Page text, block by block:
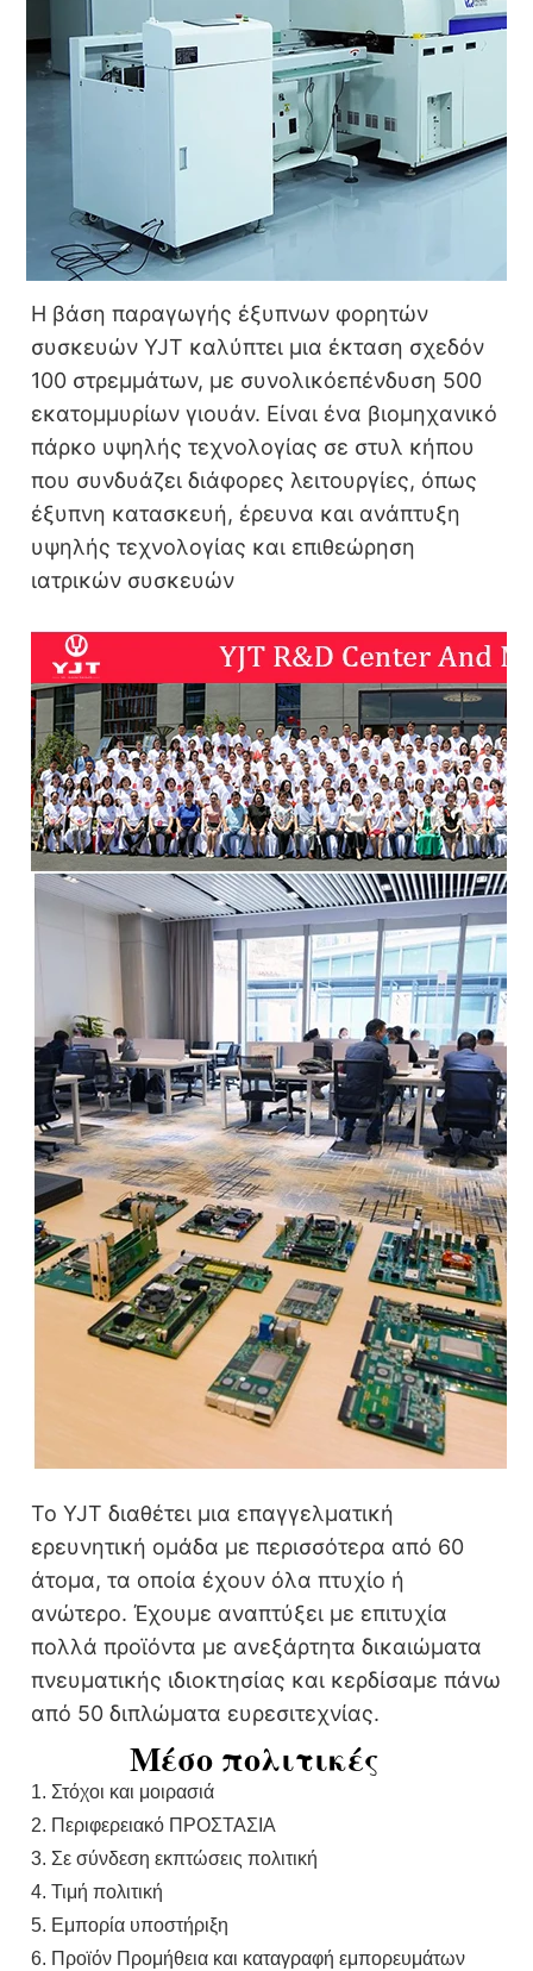
Η βάση παραγωγής έξυπνων φορητών
συσκευών YJT καλύπτει μια έκταση σχεδόν
100 στρεμμάτων, με συνολικόεπένδυση 500
εκατομμυρίων γιουάν. Είναι ένα βιομηχανικό
πάρκο υψηλής τεχνολογίας σε στυλ κήπου
που συνδυάζει διάφορες λειτουργίες, όπως
έξυπνη κατασκευή, έρευνα και ανάπτυξη
υψηλής τεχνολογίας και επιθεώρηση
ιατρικών συσκευών
Το YJT διαθέτει μια επαγγελματική
ερευνητική ομάδα με περισσότερα από 60
άτομα, τα οποία έχουν όλα πτυχίο ή
ανώτερο. Έχουμε αναπτύξει με επιτυχία
πολλά προϊόντα με ανεξάρτητα δικαιώματα
πνευματικής ιδιοκτησίας και κερδίσαμε πάνω
από 50 διπλώματα ευρεσιτεχνίας.
Μέσο πολιτικές
1. Στόχοι και μοιρασιά
2. Περιφερειακό ΠΡΟΣΤΑΣΙΑ
3. Σε σύνδεση εκπτώσεις πολιτική
4. Τιμή πολιτική
5. Εμπορία υποστήριξη
6. Προϊόν Προμήθεια και καταγραφή εμπορευμάτων